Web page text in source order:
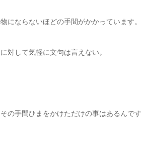
にならないほどの手間がかかっています。
対して気軽に文句は言えない。
の手間ひまをかけただけの事はあるんです